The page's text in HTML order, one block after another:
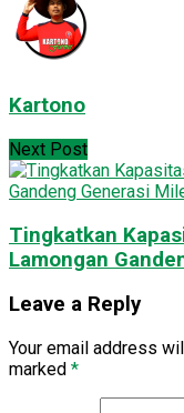
Kartono
Next Post
Tingkatkan
Lamongan
Leave a Reply
Your email address
marked *